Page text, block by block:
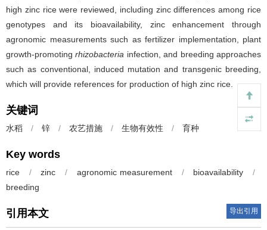
high zinc rice were reviewed, including zinc differences among rice
genotypes and its bioavailability, zinc enhancement through
agronomic measurements such as fertilizer implementation, plant
growth-promotingrhizobacteria infection, and breeding approaches
such as conventional, induced mutation and transgenic breeding,
which will provide references for production of high zinc rice.
关键词
水稻 / 锌 / 农艺措施 / 生物有效性 / 育种
Key words
rice / zinc / agronomic measurement / bioavailability
/
breeding
引用本文 导出引用